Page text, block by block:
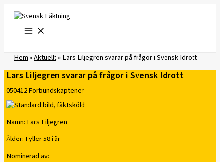
innehåll
Hem»Aktuellt»Lars Liljegren svarar på frågor i Svensk Idrott
Lars Liljegren svarar på frågor i Svensk Idrott
050412Förbundskaptener
Namn: Lars Liljegren
Ålder: Fyller 58 i år
Nominerad av: